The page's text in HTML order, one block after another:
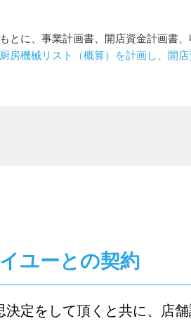
とに、事業計画書、開店資金計画書
機械リスト（概算）を計画し、開店
ユーとの契約
定をして頂くと共に、店